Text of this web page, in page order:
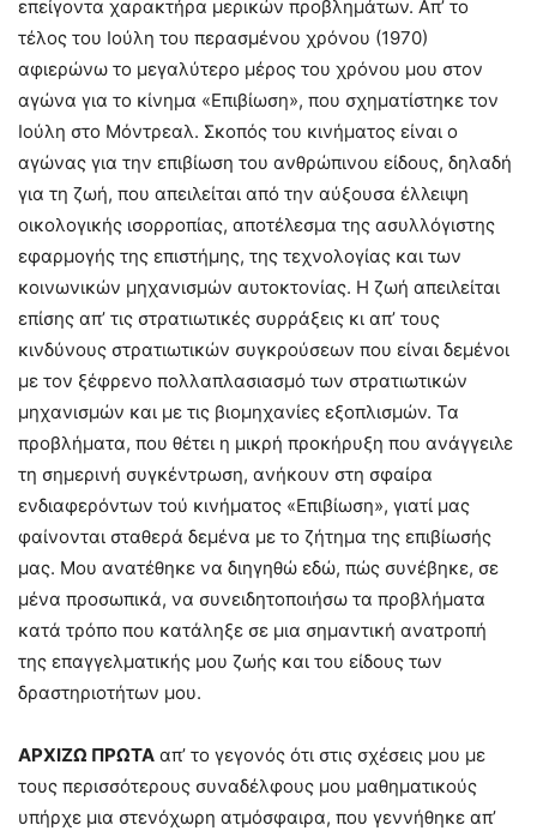
επείγοντα χαρακτήρα μερικών προβλημάτων. Απ’ το
τέλος του Ιούλη του περασμένου χρόνου (1970)
αφιερώνω το μεγαλύτερο μέρος του χρόνου μου στον
αγώνα για το κίνημα «Επιβίωση», που σχηματίστηκε τον
Ιούλη στο Μόντρεαλ. Σκοπός του κινήματος είναι ο
αγώνας για την επιβίωση του ανθρώπινου είδους, δηλαδή
για τη ζωή, που απειλείται από την αύξουσα έλλειψη
οικολογικής ισορροπίας, αποτέλεσμα της ασυλλόγιστης
εφαρμογής της επιστήμης, της τεχνολογίας και των
κοινωνικών μηχανισμών αυτοκτονίας. Η ζωή απειλείται
επίσης απ’ τις στρατιωτικές συρράξεις κι απ’ τους
κινδύνους στρατιωτικών συγκρούσεων που είναι δεμένοι
με τον ξέφρενο πολλαπλασιασμό των στρατιωτικών
μηχανισμών και με τις βιομηχανίες εξοπλισμών. Τα
προβλήματα, που θέτει η μικρή προκήρυξη που ανάγγειλε
τη σημερινή συγκέντρωση, ανήκουν στη σφαίρα
ενδιαφερόντων τού κινήματος «Επιβίωση», γιατί μας
φαίνονται σταθερά δεμένα με το ζήτημα της επιβίωσής
μας. Μου ανατέθηκε να διηγηθώ εδώ, πώς συνέβηκε, σε
μένα προσωπικά, να συνειδητοποιήσω τα προβλήματα
κατά τρόπο που κατάληξε σε μια σημαντική ανατροπή
της επαγγελματικής μου ζωής και του είδους των
δραστηριοτήτων μου.
ΑΡΧΙΖΩ ΠΡΩΤΑ απ’ το γεγονός ότι στις σχέσεις μου με
τους περισσότερους συναδέλφους μου μαθηματικούς
υπήρχε μια στενόχωρη ατμόσφαιρα, που γεννήθηκε απ’